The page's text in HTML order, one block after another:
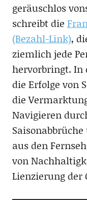
geräuschlos
schreibt die
(Bezahl-Link),
ziemlich jede
hervorbringt. In
die Erfolge von
die
Navigieren
aus den
von
Lienzierung der